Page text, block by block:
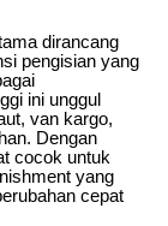
dirancang
pengisian yang
ini unggul
van kargo,
Dengan
cocok untuk
yang
cepat